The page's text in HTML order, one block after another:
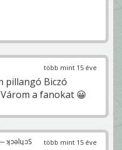
több mint 15 éve
pillangó Biczó
a fanokat 😀
több mint 15 éve
ʞɔǝlɥɔS